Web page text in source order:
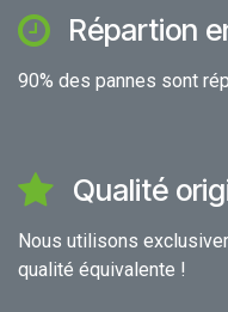
Répartion
90% des pannes sont
Qualité
Nous utilisons
qualité équivalente !